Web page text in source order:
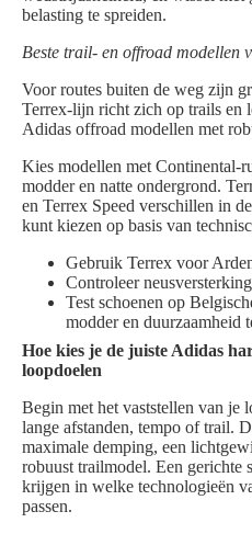
belasting te spreiden.
Beste trail- en offroad modellen
Voor routes buiten de weg zijn
Terrex-lijn richt zich op trails en
Adidas offroad modellen met
Kies modellen met Continental-
modder en natte ondergrond.
en Terrex Speed verschillen in
kunt kiezen op basis van
Gebruik Terrex voor
Controleer
Test schoenen op
modder en duurzaamheid
Hoe kies je de juiste Adidas
loopdoelen
Begin met het vaststellen van je
lange afstanden, tempo of trail.
maximale demping, een
robuust trailmodel. Een gerichte
krijgen in welke technologieën
passen.